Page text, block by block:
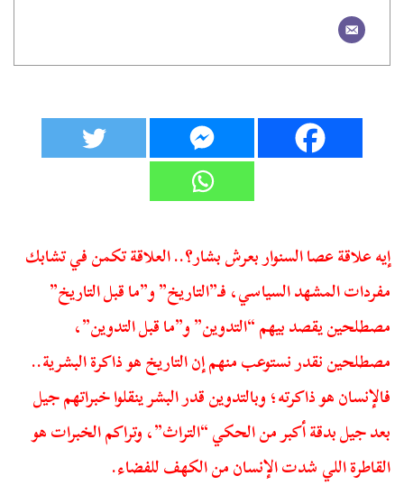
إيه علاقة عصا السنوار بعرش بشار؟.. العلاقة تكمن في تشابك
مفردات المشهد السياسي، فـ”التاريخ” و”ما قبل التاريخ”
مصطلحين يقصد بيهم “التدوين” و”ما قبل التدوين”،
مصطلحين نقدر نستوعب منهم إن التاريخ هو ذاكرة البشرية..
فالإنسان هو ذاكرته؛ وبالتدوين قدر البشر ينقلوا خبراتهم جيل
بعد جيل بدقة أكبر من الحكي “التراث”، وتراكم الخبرات هو
القاطرة اللي شدت الإنسان من الكهف للفضاء.